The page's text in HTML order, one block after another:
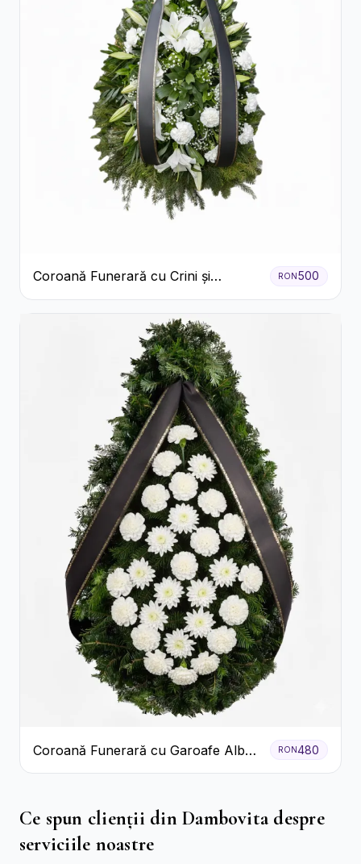
Coroană Funerară cu Crini și
Garoafe Albe
RON500
Coroană Funerară cu Garoafe Albe
și Crizanteme
RON 480
Ce spun clienții din Dambovita despre
serviciile noastre